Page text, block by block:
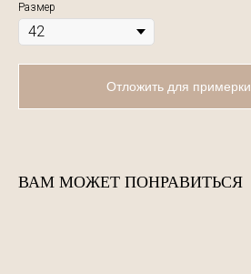
Размер
Отложить для примерки
ВАМ МОЖЕТ ПОНРАВИТЬСЯ